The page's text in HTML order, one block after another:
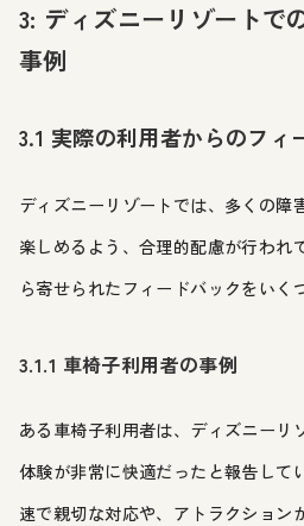
3: ディズニーリゾートで
事例
3.1 実際の利用者からのフィ
ディズニーリゾートでは、多くの障
楽しめるよう、合理的配慮が行われ
ら寄せられたフィードバックをいく
3.1.1 車椅子利用者の事例
ある車椅子利用者は、ディズニーリ
体験が非常に快適だったと報告して
速で親切な対応や、アトラクション